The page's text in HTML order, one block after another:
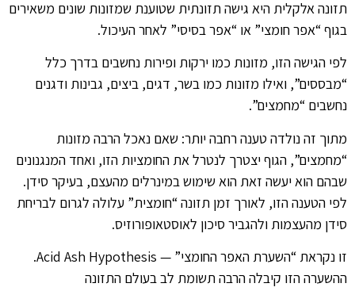
תזונה אלקלית היא גישה תזונתית שטוענת שמזונות שונים משאירים
בגוף “אפר חומצי” או “אפר בסיסי” לאחר העיכול.
לפי הגישה הזו, מזונות כמו ירקות ופירות נחשבים בדרך כלל
“מבססים”, ואילו מזונות כמו בשר, דגים, ביצים, גבינות ודגנים
נחשבים “מחמצים”.
מתוך זה נולדה טענה רחבה יותר: שאם נאכל הרבה מזונות
“מחמצים”, הגוף יצטרך לנטרל את החומציות הזו, ואחד המנגנונים
שבהם הוא יעשה זאת הוא שימוש במינרלים מהעצם, בעיקר סידן.
לפי הטענה הזו, לאורך זמן תזונה “חומצית” עלולה לגרום לבריחת
סידן מהעצמות ולהגביר סיכון לאוסטאופורוזיס.
זו נקראת “השערת האפר החומצי” — Acid Ash Hypothesis.
ההשערה הזו קיבלה הרבה תשומת לב בעולם התזונה